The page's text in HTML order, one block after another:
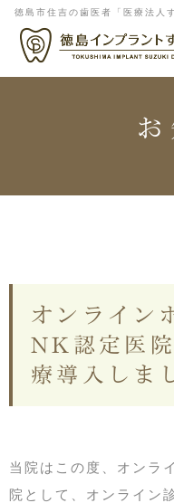
徳島市住吉の歯医者「医療法人
オンライン
NK認定医
療導入しま
当院はこの度、オンラ
院として、オンライン